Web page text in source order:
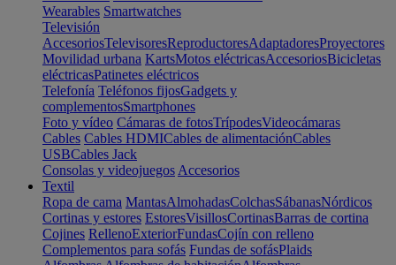
Wearables Smartwatches
Televisión
AccesoriosTelevisoresReproductoresAdaptadoresProyectores
Movilidad urbana KartsMotos eléctricasAccesoriosBicicletas
eléctricasPatinetes eléctricos
Telefonía Teléfonos fijosGadgets y
complementosSmartphones
Foto y vídeo Cámaras de fotosTrípodesVideocámaras
Cables Cables HDMICables de alimentaciónCables
USBCables Jack
Consolas y videojuegos Accesorios
Textil
Ropa de cama MantasAlmohadasColchasSábanasNórdicos
Cortinas y estores EstoresVisillosCortinasBarras de cortina
Cojines RellenoExteriorFundasCojín con relleno
Complementos para sofás Fundas de sofásPlaids